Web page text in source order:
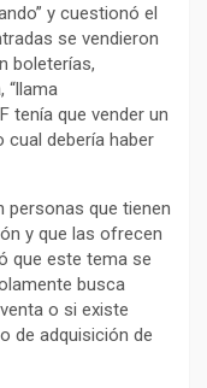
y cuestionó el
se vendieron
boleterías,
“llama
tenía que vender un
cual debería haber
personas que tienen
y que las ofrecen
que este tema se
busca
o si existe
de adquisición de